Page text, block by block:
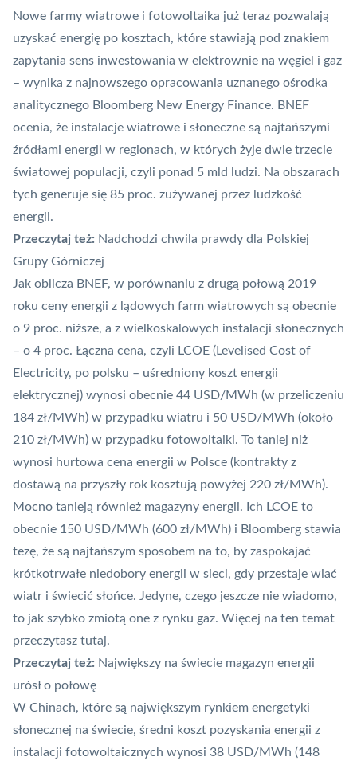
Nowe farmy wiatrowe i fotowoltaika już teraz pozwalają
uzyskać energię po kosztach, które stawiają pod znakiem
zapytania sens inwestowania w elektrownie na węgiel i gaz
– wynika z najnowszego opracowania uznanego ośrodka
analitycznego Bloomberg New Energy Finance. BNEF
ocenia, że instalacje wiatrowe i słoneczne są najtańszymi
źródłami energii w regionach, w których żyje dwie trzecie
światowej populacji, czyli ponad 5 mld ludzi. Na obszarach
tych generuje się 85 proc. zużywanej przez ludzkość
energii.
Przeczytaj też: Nadchodzi chwila prawdy dla Polskiej
Grupy Górniczej
Jak oblicza BNEF, w porównaniu z drugą połową 2019
roku ceny energii z lądowych farm wiatrowych są obecnie
o 9 proc. niższe, a z wielkoskalowych instalacji słonecznych
– o 4 proc. Łączna cena, czyli LCOE (Levelised Cost of
Electricity, po polsku – uśredniony koszt energii
elektrycznej) wynosi obecnie 44 USD/MWh (w przeliczeniu
184 zł/MWh) w przypadku wiatru i 50 USD/MWh (około
210 zł/MWh) w przypadku fotowoltaiki. To taniej niż
wynosi hurtowa cena energii w Polsce (kontrakty z
dostawą na przyszły rok kosztują powyżej 220 zł/MWh).
Mocno tanieją również magazyny energii. Ich LCOE to
obecnie 150 USD/MWh (600 zł/MWh) i Bloomberg stawia
tezę, że są najtańszym sposobem na to, by zaspokajać
krótkotrwałe niedobory energii w sieci, gdy przestaje wiać
wiatr i świecić słońce. Jedyne, czego jeszcze nie wiadomo,
to jak szybko zmiotą one z rynku gaz. Więcej na ten temat
przeczytasz tutaj.
Przeczytaj też: Największy na świecie magazyn energii
urósł o połowę
W Chinach, które są największym rynkiem energetyki
słonecznej na świecie, średni koszt pozyskania energii z
instalacji fotowoltaicznych wynosi 38 USD/MWh (148